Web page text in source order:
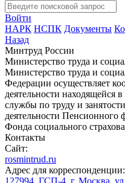
Войти
НАРК НСПК Документы
Назад
Минтруд России
Министерство труда и
Министерство труда и
Федерации осуществляет
деятельности находящейся
службы по труду и
деятельности Пенсионного
Фонда социального
Контакты
Сайт:
rosmintrud.ru
Адрес для корреспонденции:
127994, ГСП-4, г. Москва,